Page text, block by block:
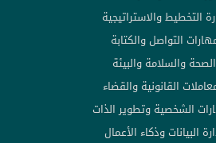
التخطيط والاستراتيجية
التواصل والكتابة
والسلامة والبيئة
القانونية والقضاء
الشخصية وتطوير الذات
البيانات وذكاء الأعمال